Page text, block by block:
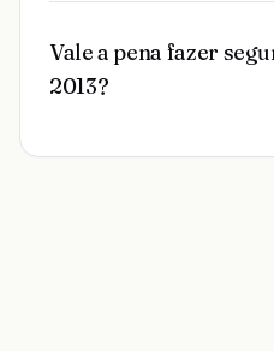
Vale a pena fazer
2013?